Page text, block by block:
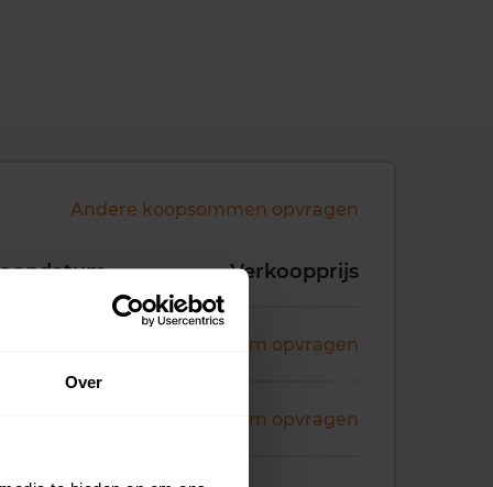
Over
Andere koopsommen opvragen
Verkoopprijs
Koopsom opvragen
Koopsom opvragen